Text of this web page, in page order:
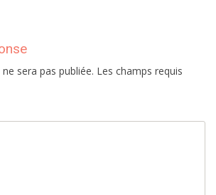
sera pas publiée. Les champs requis